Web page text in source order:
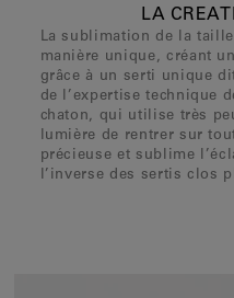
LA
La sublimation de la
manière unique, créant
grâce à un serti unique
de l’expertise technique
chaton, qui utilise très
lumière de rentrer sur
précieuse et sublime
l’inverse des sertis clos